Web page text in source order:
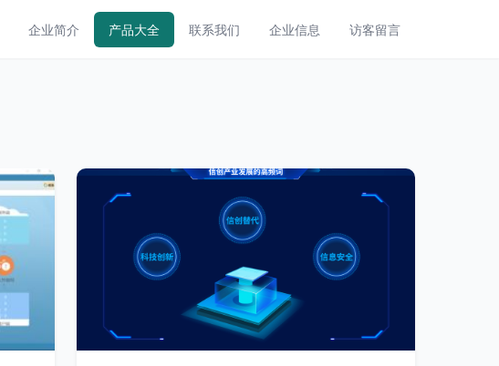
企业简介 产品大全 联系我们 企业信息 访客留言